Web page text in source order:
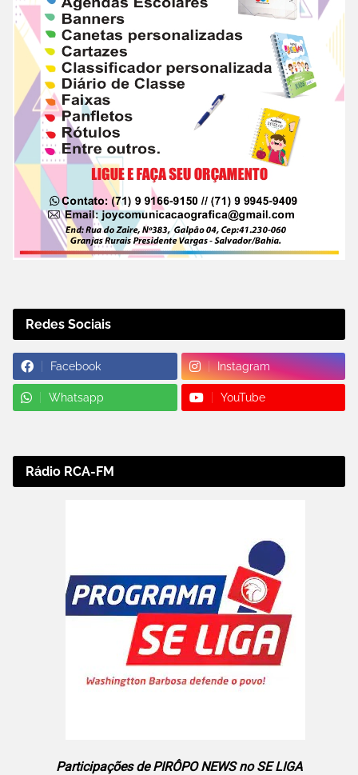
Redes Sociais
Facebook Instagram
Whatsapp YouTube
Rádio RCA-FM
Participações de PIRÔPO NEWS no SE LIGA